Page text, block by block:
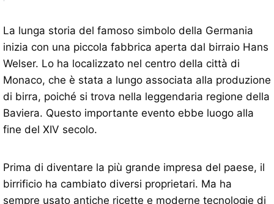
La lunga storia del famoso simbolo della Germania
inizia con una piccola fabbrica aperta dal birraio Hans
Welser. Lo ha localizzato nel centro della città di
Monaco, che è stata a lungo associata alla produzione
di birra, poiché si trova nella leggendaria regione della
Baviera. Questo importante evento ebbe luogo alla
fine del XIV secolo.
Prima di diventare la più grande impresa del paese, il
birrificio ha cambiato diversi proprietari. Ma ha
sempre usato antiche ricette e moderne tecnologie di